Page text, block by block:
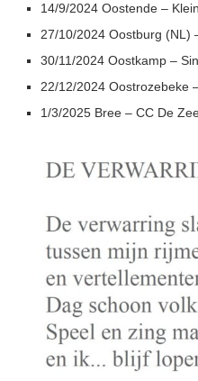
14/9/2024 Oostende –
27/10/2024 Oostburg (NL)
30/11/2024 Oostkamp –
22/12/2024 Oostrozebeke
1/3/2025 Bree – CC De